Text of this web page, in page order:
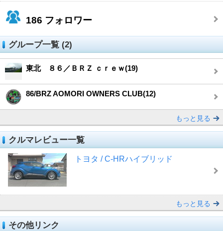
186 フォロワー
グループ一覧 (2)
東北 ８６／ＢＲＺ ｃｒｅｗ(19)
86/BRZ AOMORI OWNERS CLUB(12)
もっと見る
クルマレビュー一覧
トヨタ / C-HRハイブリッド
もっと見る
その他リンク